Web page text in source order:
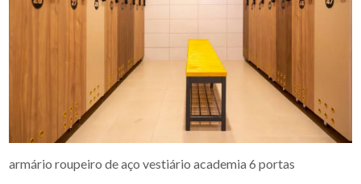
armário roupeiro de aço vestiário academia 6 portas